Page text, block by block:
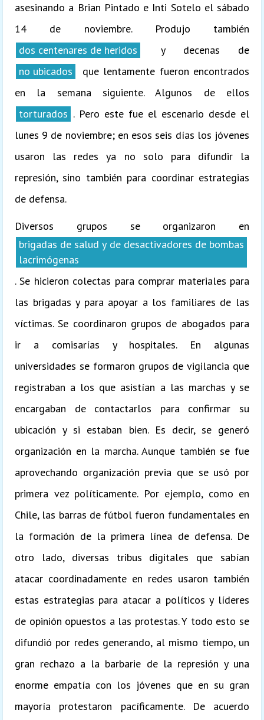
asesinando a Brian Pintado e Inti Sotelo el sábado
14 de noviembre. Produjo también
dos centenares de heridos
y decenas de
no ubicados
que lentamente fueron encontrados
en la semana siguiente. Algunos de ellos
torturados . Pero este fue el escenario desde el
lunes 9 de noviembre; en esos seis días los jóvenes
usaron las redes ya no solo para difundir la
represión, sino también para coordinar estrategias
de defensa.
Diversos grupos se organizaron en
brigadas de salud y de desactivadores de bombas
lacrimógenas
. Se hicieron colectas para comprar materiales para
las brigadas y para apoyar a los familiares de las
víctimas. Se coordinaron grupos de abogados para
ir a comisarías y hospitales. En algunas
universidades se formaron grupos de vigilancia que
registraban a los que asistían a las marchas y se
encargaban de contactarlos para confirmar su
ubicación y si estaban bien. Es decir, se generó
organización en la marcha. Aunque también se fue
aprovechando organización previa que se usó por
primera vez políticamente. Por ejemplo, como en
Chile, las barras de fútbol fueron fundamentales en
la formación de la primera línea de defensa. De
otro lado, diversas tribus digitales que sabían
atacar coordinadamente en redes usaron también
estas estrategias para atacar a políticos y líderes
de opinión opuestos a las protestas. Y todo esto se
difundió por redes generando, al mismo tiempo, un
gran rechazo a la barbarie de la represión y una
enorme empatía con los jóvenes que en su gran
mayoría protestaron pacíficamente. De acuerdo